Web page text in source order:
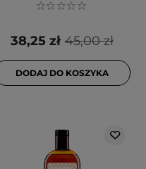
45,00 zł
38,25 zł
DODAJ DO KOSZYKA